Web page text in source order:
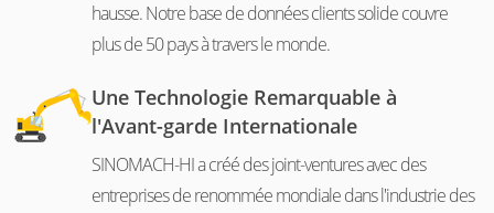
hausse. Notre base de données clients solide couvre
plus de 50 pays à travers le monde.
Une Technologie Remarquable à
l'Avant-garde Internationale
SINOMACH-HI a créé des joint-ventures avec des
entreprises de renommée mondiale dans l'industrie des